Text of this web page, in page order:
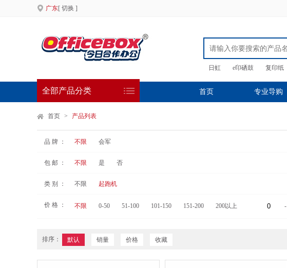
广东[ 切换 ]
日虹 e印硒鼓 复印纸
全部产品分类 首页 专业导购
首页 > 产品列表
品 牌 ： 不限 会军
包 邮 ： 不限 是 否
类 别 ： 不限 起跑机
价 格 ： 不限 0-50 51-100 101-150 151-200 200以上 -
排序： 默认 销量 价格 收藏